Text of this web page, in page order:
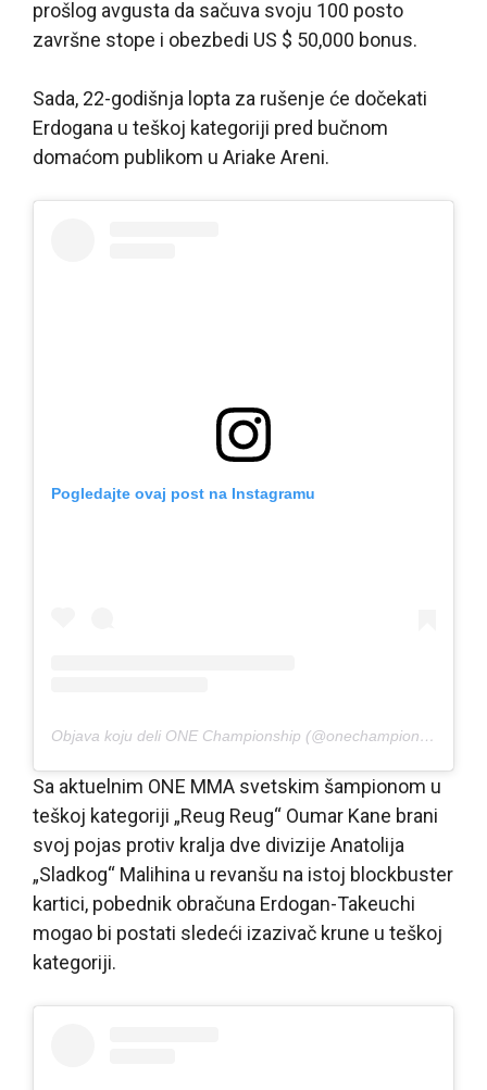
prošlog avgusta da sačuva svoju 100 posto
završne stope i obezbedi US $ 50,000 bonus.
Sada, 22-godišnja lopta za rušenje će dočekati
Erdogana u teškoj kategoriji pred bučnom
domaćom publikom u Ariake Areni.
Pogledajte ovaj post na Instagramu
Objava koju deli ONE Championship (@onechampionship)
Sa aktuelnim ONE MMA svetskim šampionom u
teškoj kategoriji „Reug Reug“ Oumar Kane brani
svoj pojas protiv kralja dve divizije Anatolija
„Sladkog“ Malihina u revanšu na istoj blockbuster
kartici, pobednik obračuna Erdogan-Takeuchi
mogao bi postati sledeći izazivač krune u teškoj
kategoriji.